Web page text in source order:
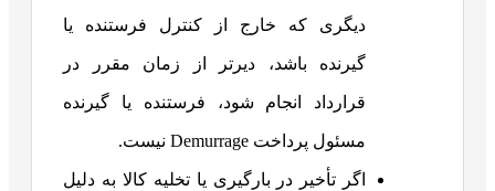
دیگری که خارج از کنترل فرستنده یا
گیرنده باشد، دیرتر از زمان مقرر در
قرارداد انجام شود، فرستنده یا گیرنده
مسئول پرداخت Demurrage نیست.
اگر تأخیر در بارگیری یا تخلیه کالا به دلیل